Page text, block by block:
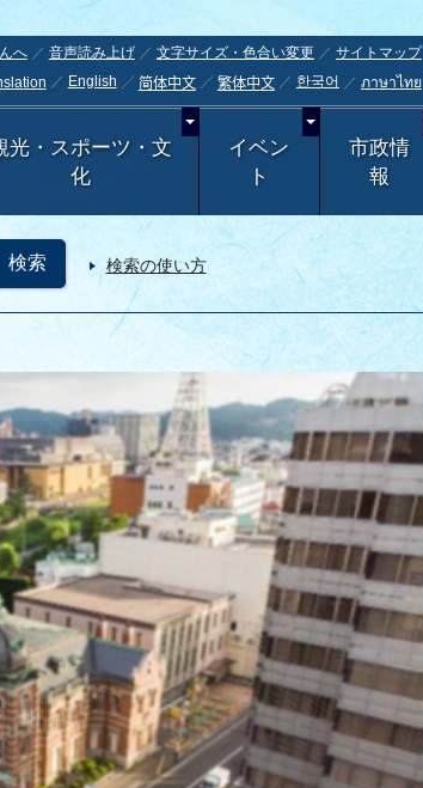
へ 音声読み上げ 文字サイズ・色合い変更
サイトマップ
English 简体中文 繁体中文 한국어 ภาษาไทย
光・スポーツ・文
化
イベン
ト
市政情
報
検索の使い方